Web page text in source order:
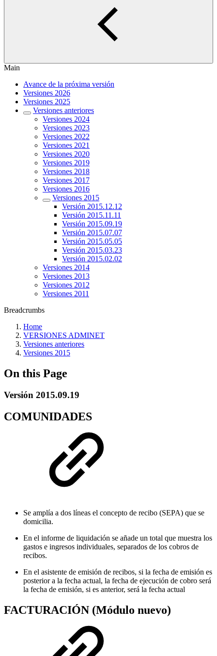
Main
Avance de la próxima versión
Versiones 2026
Versiones 2025
Versiones anteriores
Versiones 2024
Versiones 2023
Versiones 2022
Versiones 2021
Versiones 2020
Versiones 2019
Versiones 2018
Versiones 2017
Versiones 2016
Versiones 2015
Versión 2015.12.12
Versión 2015.11.11
Versión 2015.09.19
Versión 2015.07.07
Versión 2015.05.05
Versión 2015.03.23
Versión 2015.02.02
Versiones 2014
Versiones 2013
Versiones 2012
Versiones 2011
Breadcrumbs
Home
VERSIONES ADMINET
Versiones anteriores
Versiones 2015
On this Page
Versión 2015.09.19
COMUNIDADES
Se amplía a dos líneas el concepto de recibo (SEPA) que se
domicilia.
En el informe de liquidación se añade un total que muestra los
gastos e ingresos individuales, separados de los cobros de
recibos.
En el asistente de emisión de recibos, si la fecha de emisión es
posterior a la fecha actual, la fecha de ejecución de cobro será
la fecha de emisión, si es anterior, será la fecha actual
FACTURACIÓN (Módulo nuevo)